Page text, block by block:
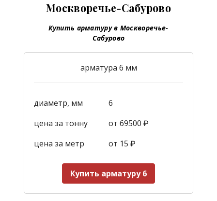
Москворечье-Сабурово
Купить арматуру в Москворечье-
Сабурово
арматура 6 мм
диаметр, мм
6
цена за тонну
от 69500 ₽
цена за метр
от 15 ₽
Купить арматуру 6